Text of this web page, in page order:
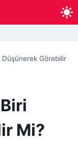
Görebilir
Mi?